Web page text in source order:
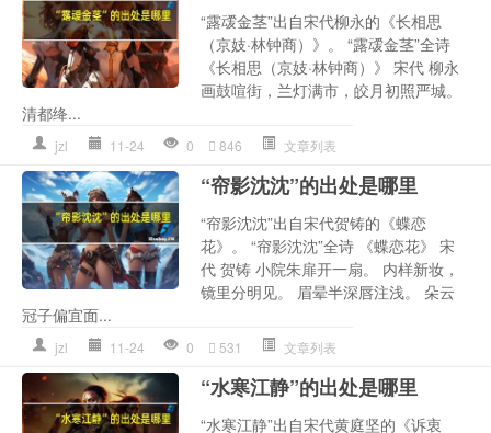
“露叆金茎”出自宋代柳永的《长相思
（京妓·林钟商）》。 “露叆金茎”全诗
《长相思（京妓·林钟商）》 宋代 柳永
画鼓喧街，兰灯满市，皎月初照严城。
清都绛...
jzl 11-24 0 846 文章列表
“帘影沈沈”的出处是哪里
“帘影沈沈”出自宋代贺铸的《蝶恋
花》。 “帘影沈沈”全诗 《蝶恋花》 宋
代 贺铸 小院朱扉开一扇。 内样新妆，
镜里分明见。 眉晕半深唇注浅。 朵云
冠子偏宜面...
jzl 11-24 0 531 文章列表
“水寒江静”的出处是哪里
“水寒江静”出自宋代黄庭坚的《诉衷